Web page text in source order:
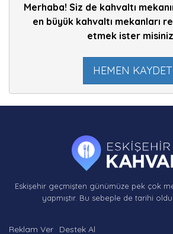
Merhaba! Siz de kahvaltı
en büyük kahvaltı mekanları
etmek ister
HEMEN KAYDET
Eskişehir geçmişten günümüze pek çok
yapmıştır. Bu sebeple de tarihi
Reklam Ver Destek Al